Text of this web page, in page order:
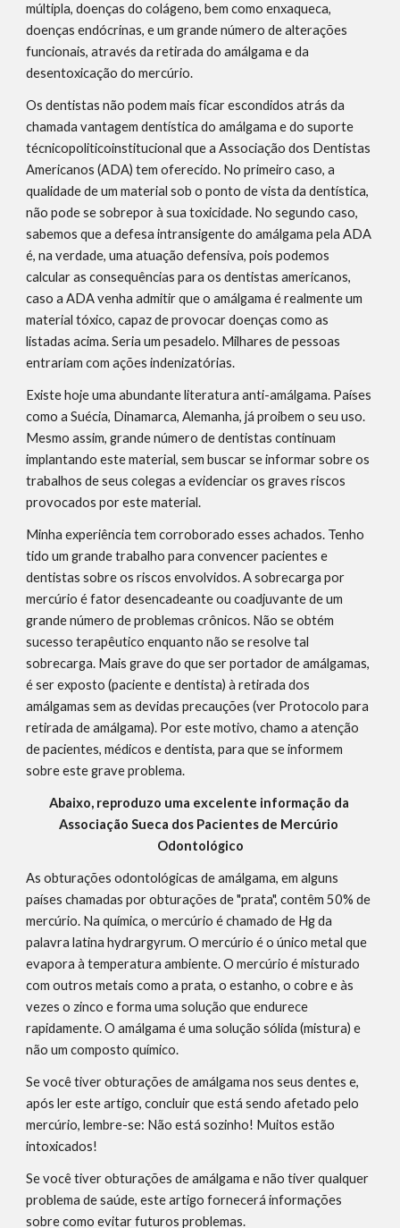
múltipla, doenças do colágeno, bem como enxaqueca,
doenças endócrinas, e um grande número de alterações
funcionais, através da retirada do amálgama e da
desentoxicação do mercúrio.
Os dentistas não podem mais ficar escondidos atrás da
chamada vantagem dentística do amálgama e do suporte
técnicopoliticoinstitucional que a Associação dos Dentistas
Americanos (ADA) tem oferecido. No primeiro caso, a
qualidade de um material sob o ponto de vista da dentística,
não pode se sobrepor à sua toxicidade. No segundo caso,
sabemos que a defesa intransigente do amálgama pela ADA
é, na verdade, uma atuação defensiva, pois podemos
calcular as consequências para os dentistas americanos,
caso a ADA venha admitir que o amálgama é realmente um
material tóxico, capaz de provocar doenças como as
listadas acima. Seria um pesadelo. Milhares de pessoas
entrariam com ações indenizatórias.
Existe hoje uma abundante literatura anti-amálgama. Países
como a Suécia, Dinamarca, Alemanha, já proibem o seu uso.
Mesmo assim, grande número de dentistas continuam
implantando este material, sem buscar se informar sobre os
trabalhos de seus colegas a evidenciar os graves riscos
provocados por este material.
Minha experiência tem corroborado esses achados. Tenho
tido um grande trabalho para convencer pacientes e
dentistas sobre os riscos envolvidos. A sobrecarga por
mercúrio é fator desencadeante ou coadjuvante de um
grande número de problemas crônicos. Não se obtém
sucesso terapêutico enquanto não se resolve tal
sobrecarga. Mais grave do que ser portador de amálgamas,
é ser exposto (paciente e dentista) à retirada dos
amálgamas sem as devidas precauções (ver Protocolo para
retirada de amálgama). Por este motivo, chamo a atenção
de pacientes, médicos e dentista, para que se informem
sobre este grave problema.
Abaixo, reproduzo uma excelente informação da
Associação Sueca dos Pacientes de Mercúrio
Odontológico
As obturações odontológicas de amálgama, em alguns
países chamadas por obturações de "prata", contêm 50% de
mercúrio. Na química, o mercúrio é chamado de Hg da
palavra latina hydrargyrum. O mercúrio é o único metal que
evapora à temperatura ambiente. O mercúrio é misturado
com outros metais como a prata, o estanho, o cobre e às
vezes o zinco e forma uma solução que endurece
rapidamente. O amálgama é uma solução sólida (mistura) e
não um composto químico.
Se você tiver obturações de amálgama nos seus dentes e,
após ler este artigo, concluir que está sendo afetado pelo
mercúrio, lembre-se: Não está sozinho! Muitos estão
intoxicados!
Se você tiver obturações de amálgama e não tiver qualquer
problema de saúde, este artigo fornecerá informações
sobre como evitar futuros problemas.